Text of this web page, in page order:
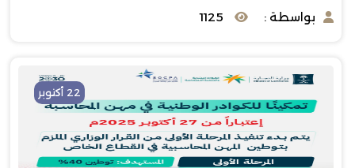
بواسطة : 1125
22 أكتوبر